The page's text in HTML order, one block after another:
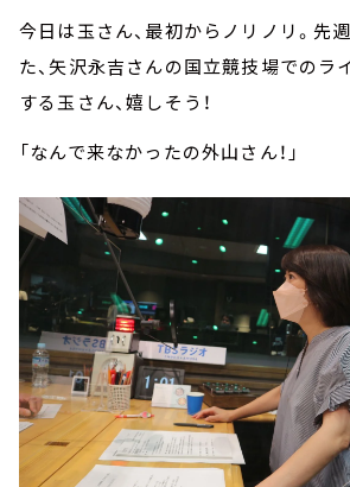
今日は玉さん、最初からノリノリ。先
た、矢沢永吉さんの国立競技場でのラ
する玉さん、嬉しそう！
「なんで来なかったの外山さん！」